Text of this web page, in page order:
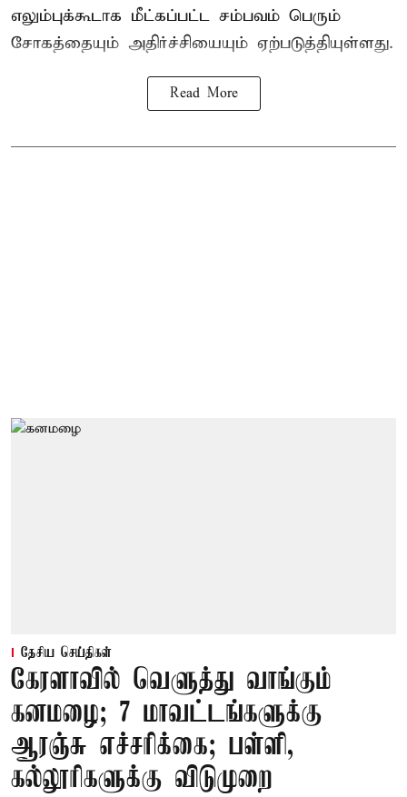
எலும்புக்கூடாக மீட்கப்பட்ட சம்பவம் பெரும்
சோகத்தையும் அதிர்ச்சியையும் ஏற்படுத்தியுள்ளது.
Read More
தேசிய செய்திகள்
கேரளாவில் வெளுத்து வாங்கும்
கனமழை; 7 மாவட்டங்களுக்கு
ஆரஞ்சு எச்சரிக்கை; பள்ளி,
கல்லூரிகளுக்கு விடுமுறை